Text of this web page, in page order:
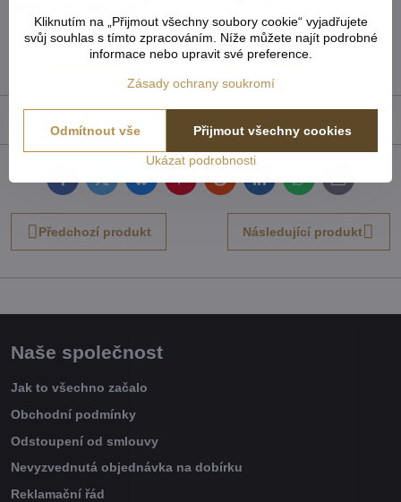
Textilní galanterie Krejčovské potřeby
Tvoření & galanterie
FacebookTwitterBlueskyPinterestRedditLinkedInWhatsApp
E-
mail
Předchozí produkt Následující produkt
Naše společnost
Jak to všechno začalo
Obchodní podmínky
Odstoupení od smlouvy
Nevyzvednutá objednávka na dobírku
Reklamační řád
Kliknutím na „Přijmout všechny soubory cookie“ vyjadřujete
svůj souhlas s tímto zpracováním. Níže můžete najít podrobné
informace nebo upravit své preference.
Zásady ochrany soukromí
Ukázat podrobnosti
Přijmout všechny cookies
Odmítnout vše